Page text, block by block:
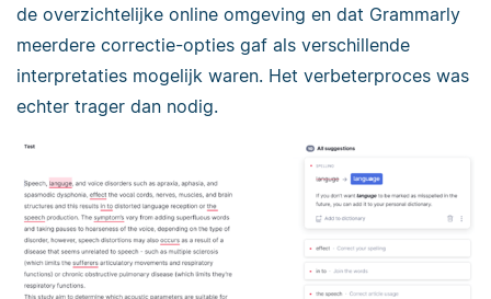
de overzichtelijke online omgeving en dat Grammarly
meerdere correctie-opties gaf als verschillende
interpretaties mogelijk waren. Het verbeterproces was
echter trager dan nodig.